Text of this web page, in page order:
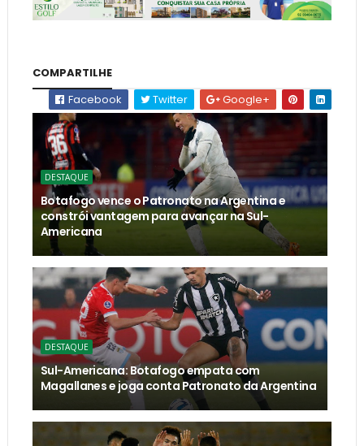
COMPARTILHE
Facebook
Twitter Google+
DESTAQUE
Botafogo vence o Patronato na Argentina e
constrói vantagem para avançar na Sul-
Americana
DESTAQUE
Sul-Americana: Botafogo empata com
Magallanes e joga conta Patronato da Argentina